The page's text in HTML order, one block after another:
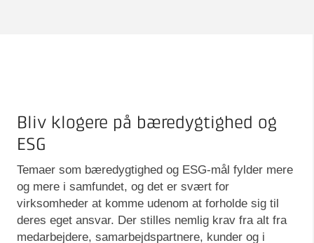
Bliv klogere på bæredygtighed og
ESG
Temaer som bæredygtighed og ESG-mål fylder mere
og mere i samfundet, og det er svært for
virksomheder at komme udenom at forholde sig til
deres eget ansvar. Der stilles nemlig krav fra alt fra
medarbejdere, samarbejdspartnere, kunder og i